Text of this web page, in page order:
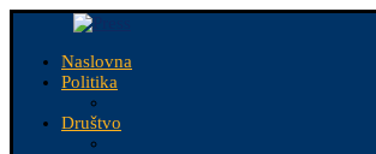
Naslovna
Politika
Društvo